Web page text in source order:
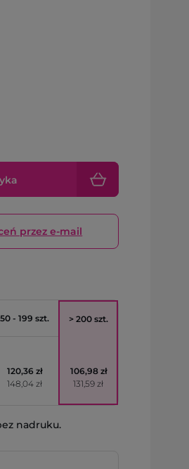
przez e-mail
50 - 199 szt. > 200 szt.
120,36 zł
148,04 zł
106,98 zł
131,59 zł
nadruku.